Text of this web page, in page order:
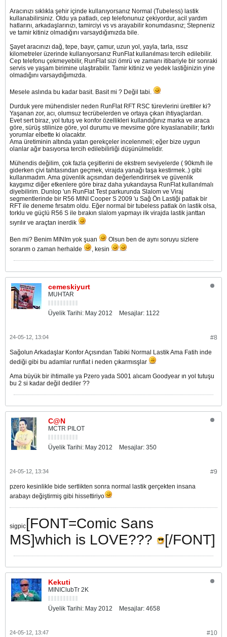
Aracınızı sıklıkla şehir içinde kullanıyorsanız Normal (Tubeless) lastik
kullanabilirsiniz. Oldu ya patladı, cep telefonunuz çekiyordur, acil yardım
hatlarını, arkadaşlarınızı, tamirciyi vs vs arayabilir konumdasınız; Stepneniz
ve tamir kitiniz olmadığını varsaydığımızda bile.
Şayet aracınızı dağ, tepe, bayır, çamur, uzun yol, yayla, tarla, ıssız
kilometreler üzerinde kullanıyorsanız RunFlat kullanılması tercih edilebilir.
Cep telefonu çekmeyebilir, RunFlat sizi ömrü ve zamanı itibariyle bir sonraki
servis ve yaşam birimine ulaştırabilir. Tamir kitiniz ve yedek lastiğinizin yine
olmadığını varsaydığımızda.
Mesele aslında bu kadar basit. Basit mi ? Değil tabi.
Durduk yere mühendisler neden RunFlat RFT RSC türevlerini ürettiler ki?
Yaşanan zor, acı, olumsuz tecrübelerden ve ortaya çıkan ihtiyaçlardan.
Evet sert biraz, yol tutuş ve konfor özellikleri kullandığınız marka ve araca
göre, sürüş stilinize göre, yol durumu ve mevsime göre kıyaslanabilir; farklı
yorumlar elbette ki olacaktır.
Ama üretiminin altında yatan gerekçeler incelenmeli; eğer bize uygun
olanlar ağır basıyorsa tercih edilebilirliği düşünülmelidir.
Mühendis değilim, çok fazla çeşitlerini de ekstrem seviyelerde ( 90km/h ile
giderken çivi tahtasından geçmek, virajda yanağı taşa kestirmek..) gibi
kullanmadım. Ama güvenlik açısından değerlendirirsek ve güvenlik
kaygımız diğer etkenlere göre biraz daha yukarıdaysa RunFlat kullanılmalı
diyebilirim. Dunlop 'un RunFlat Test parkurunda Slalom ve Viraj
segmentlerinde bir R56 MINI Cooper S 2009 'u Sağ Ön Lastiği patlak bir
RFT ile deneme fırsatım oldu. Eğer normal bir tubeless patlak ön lastik olsa,
torklu ve güçlü R56 S ile bırakın slalom yapmayı ilk virajda lastik janttan
sıyrılır ve araçtan inerdik
Ben mi? Benim MINIm yok şuan
Olsun ben de aynı soruyu sizlere
sorarım o zaman herhalde
, kesin
cemeskiyurt
MUHTAR
Üyelik Tarihi: May 2012 Mesajlar: 1122
#8
24-05-12, 13:04
Sağolun Arkadaşlar Konfor Açısından Tabiki Normal Lastik Ama Fatih inde
dediği gibi bu adamlar runflat i neden çıkarmısşlar
Ama büyük bir ihtimalle ya Pzero yada S001 alıcam Goodyear ın yol tutuşu
bu 2 si kadar değil dediler ??
C@N
MCTR PILOT
Üyelik Tarihi: May 2012 Mesajlar: 350
#9
24-05-12, 13:34
pzero kesinlikle bide sertlikten sonra normal lastik gerçekten insana
arabayı değiştirmiş gibi hissettiriyo
sigpic[FONT=Comic Sans
MS]which is LOVE???
[/FONT]
Kekuti
MINIClubTr 2K
Üyelik Tarihi: May 2012 Mesajlar: 4658
#10
24-05-12, 13:47